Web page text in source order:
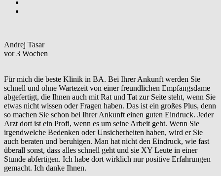
Andrej Tasar
vor 3 Wochen
Für mich die beste Klinik in BA. Bei Ihrer Ankunft werden Sie
schnell und ohne Wartezeit von einer freundlichen Empfangsdame
abgefertigt, die Ihnen auch mit Rat und Tat zur Seite steht, wenn Sie
etwas nicht wissen oder Fragen haben. Das ist ein großes Plus, denn
so machen Sie schon bei Ihrer Ankunft einen guten Eindruck. Jeder
Arzt dort ist ein Profi, wenn es um seine Arbeit geht. Wenn Sie
irgendwelche Bedenken oder Unsicherheiten haben, wird er Sie
auch beraten und beruhigen. Man hat nicht den Eindruck, wie fast
überall sonst, dass alles schnell geht und sie XY Leute in einer
Stunde abfertigen. Ich habe dort wirklich nur positive Erfahrungen
gemacht. Ich danke Ihnen.